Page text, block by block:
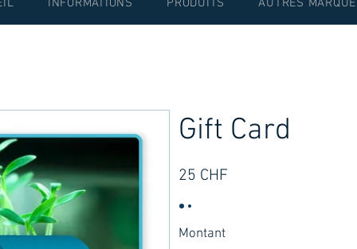
Gift Card
25 CHF
Montant
INFORMATIONS PRODUITS AUTRES